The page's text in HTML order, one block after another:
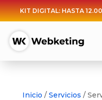
KIT DIGITAL: HASTA
Inicio / Servicios /